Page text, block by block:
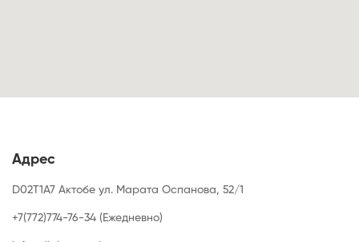
Адрес
D02T1A7 Актобе ул. Марата Оспанова, 52/1
+7(772)774-76-34 (Ежедневно)